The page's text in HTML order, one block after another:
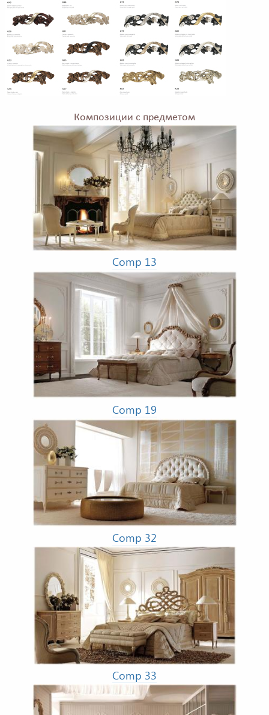
Композиции с предметом
Comp 13
Comp 19
Comp 32
Comp 33